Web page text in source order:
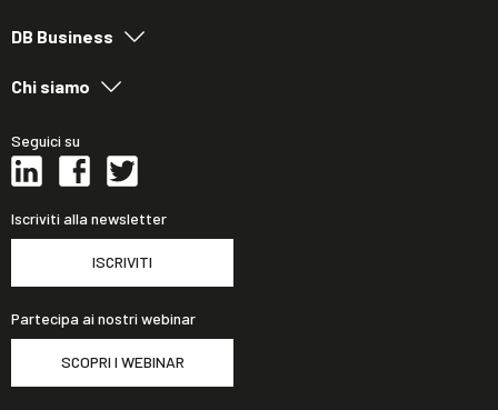
DB Business
Chi siamo
Seguici su
Iscriviti alla newsletter
ISCRIVITI
Partecipa ai nostri webinar
SCOPRI I WEBINAR